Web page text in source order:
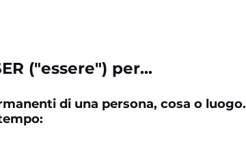
("essere") per...
di una persona, cosa o luogo.